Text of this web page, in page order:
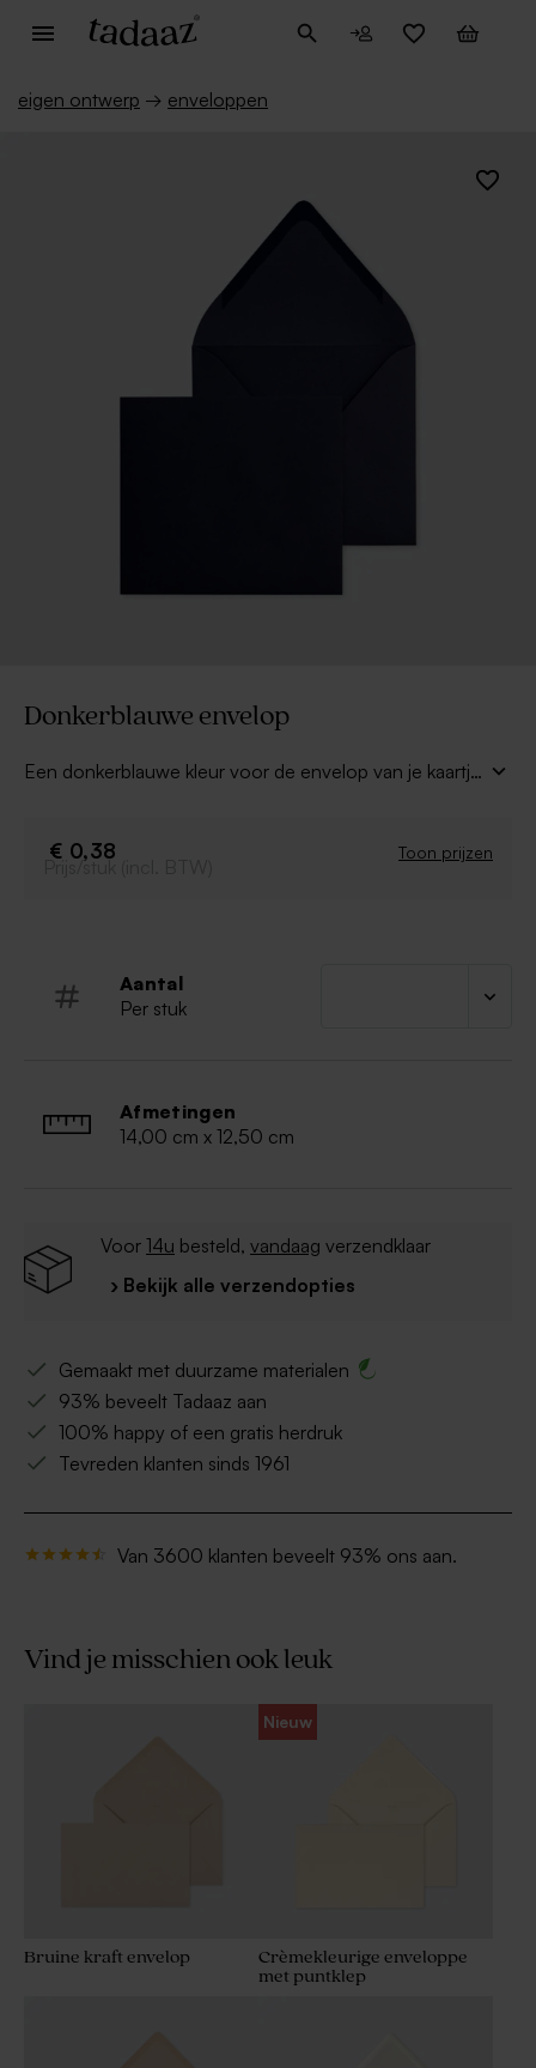
eigen ontwerp → enveloppen
Donkerblauwe envelop
Een donkerblauwe kleur voor de envelop van je kaartje
ook extra nieuwsgierig naar wat hij ontvangt.
€ 0,38 Toon prijzen
Prijs/stuk (incl. BTW)
Aantal
Per stuk
Afmetingen
14,00 cm x 12,50 cm
Voor 14u besteld, vandaag verzendklaar
› Bekijk alle verzendopties
Gemaakt met duurzame materialen
93% beveelt Tadaaz aan
100% happy of een gratis herdruk
Tevreden klanten sinds 1961
Van 3600 klanten beveelt 93% ons aan.
Vind je misschien ook leuk
Bruine kraft envelop
Nieuw
Crèmekleurige enveloppe
met puntklep